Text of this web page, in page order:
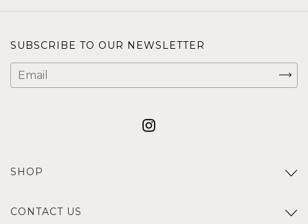
SUBSCRIBE TO OUR NEWSLETTER
SHOP
CONTACT US